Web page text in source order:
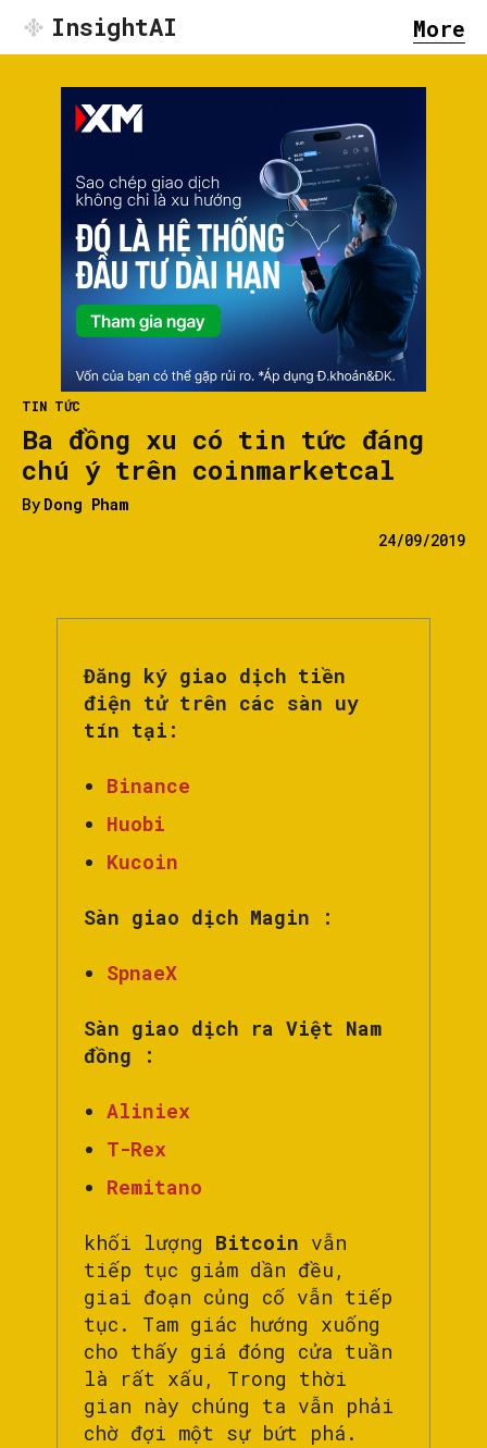
InsightAI More
TIN TỨC
Ba đồng xu có tin tức đáng
chú ý trên coinmarketcal
By Dong Pham
24/09/2019
Đăng ký giao dịch tiền
điện tử trên các sàn uy
tín tại:
Binance
Huobi
Kucoin
Sàn giao dịch Magin :
SpnaeX
Sàn giao dịch ra Việt Nam
đồng :
Aliniex
T-Rex
Remitano
khối lượng Bitcoin vẫn
tiếp tục giảm dần đều,
giai đoạn củng cố vẫn tiếp
tục. Tam giác hướng xuống
cho thấy giá đóng cửa tuần
là rất xấu, Trong thời
gian này chúng ta vẫn phải
chờ đợi một sự bứt phá.